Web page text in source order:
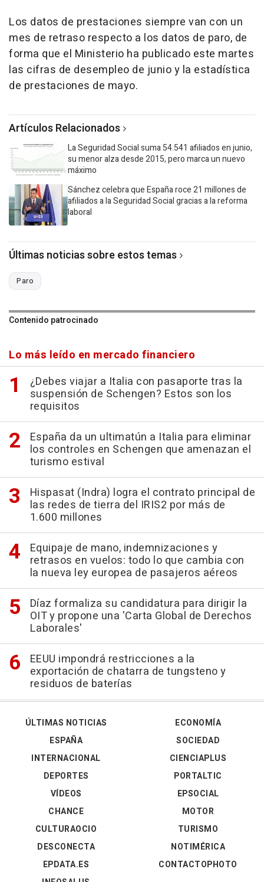
Los datos de prestaciones siempre van con un
mes de retraso respecto a los datos de paro, de
forma que el Ministerio ha publicado este martes
las cifras de desempleo de junio y la estadística
de prestaciones de mayo.
Artículos Relacionados
La Seguridad Social suma 54.541 afiliados en junio,
su menor alza desde 2015, pero marca un nuevo
máximo
Sánchez celebra que España roce 21 millones de
afiliados a la Seguridad Social gracias a la reforma
laboral
Últimas noticias sobre estos temas
Paro
Contenido patrocinado
Lo más leído en mercado financiero
¿Debes viajar a Italia con pasaporte tras la
suspensión de Schengen? Estos son los
requisitos
España da un ultimatún a Italia para eliminar
los controles en Schengen que amenazan el
turismo estival
Hispasat (Indra) logra el contrato principal de
las redes de tierra del IRIS2 por más de
1.600 millones
Equipaje de mano, indemnizaciones y
retrasos en vuelos: todo lo que cambia con
la nueva ley europea de pasajeros aéreos
Díaz formaliza su candidatura para dirigir la
OIT y propone una 'Carta Global de Derechos
Laborales'
EEUU impondrá restricciones a la
exportación de chatarra de tungsteno y
residuos de baterías
ÚLTIMAS NOTICIAS
ESPAÑA
INTERNACIONAL
DEPORTES
VÍDEOS
ECONOMÍA
SOCIEDAD
CIENCIAPLUS
PORTALTIC
EPSOCIAL
CHANCE
CULTURAOCIO
DESCONECTA
EPDATA.ES
MOTOR
TURISMO
NOTIMÉRICA
CONTACTOPHOTO